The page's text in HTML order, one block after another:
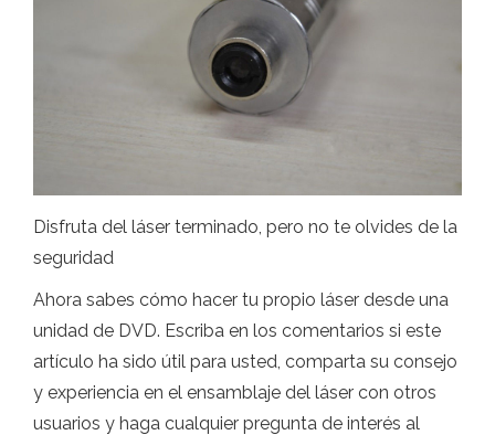
Disfruta del láser terminado, pero no te olvides de la
seguridad
Ahora sabes cómo hacer tu propio láser desde una
unidad de DVD. Escriba en los comentarios si este
artículo ha sido útil para usted, comparta su consejo
y experiencia en el ensamblaje del láser con otros
usuarios y haga cualquier pregunta de interés al